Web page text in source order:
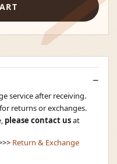
service after receiving.
returns or exchanges.
please contact usat
Return & Exchange